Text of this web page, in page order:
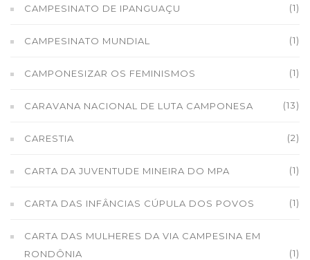
CAMPESINATO DE IPANGUAÇU (1)
CAMPESINATO MUNDIAL (1)
CAMPONESIZAR OS FEMINISMOS (1)
CARAVANA NACIONAL DE LUTA CAMPONESA (13)
CARESTIA (2)
CARTA DA JUVENTUDE MINEIRA DO MPA (1)
CARTA DAS INFÂNCIAS CÚPULA DOS POVOS (1)
CARTA DAS MULHERES DA VIA CAMPESINA EM
RONDÔNIA
(1)